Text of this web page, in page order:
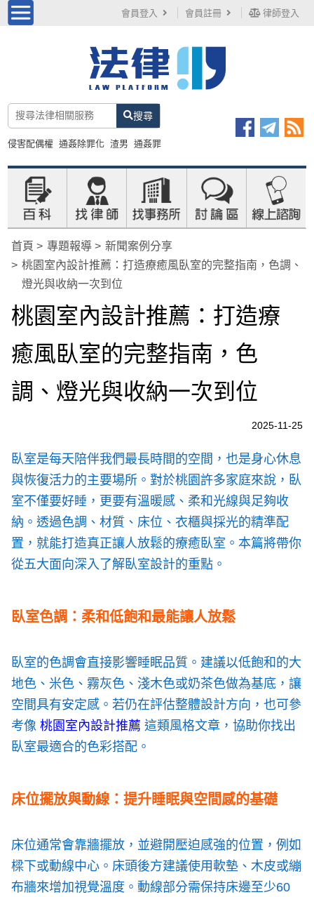
會員登入 會員註冊 律師登入
搜尋
侵害配偶權 通姦除罪化 渣男 通姦罪
首頁 專題報導
新聞案例分享
桃園室內設計推薦：打造療癒風臥室的完整指南，色調、
燈光與收納一次到位
桃園室內設計推薦：打造療
癒風臥室的完整指南，色
調、燈光與收納一次到位
2025-11-25
臥室是每天陪伴我們最長時間的空間，也是身心休息
與恢復活力的主要場所。對於桃園許多家庭來說，臥
室不僅要好睡，更要有溫暖感、柔和光線與足夠收
納。透過色調、材質、床位、衣櫃與採光的精準配
置，就能打造真正讓人放鬆的療癒臥室。本篇將帶你
從五大面向深入了解臥室設計的重點。
臥室色調：柔和低飽和最能讓人放鬆
臥室的色調會直接影響睡眠品質。建議以低飽和的大
地色、米色、霧灰色、淺木色或奶茶色做為基底，讓
空間具有安定感。若仍在評估整體設計方向，也可參
考像桃園室內設計推薦 這類風格文章，協助你找出
臥室最適合的色彩搭配。
床位擺放與動線：提升睡眠與空間感的基礎
床位通常會靠牆擺放，並避開壓迫感強的位置，例如
樑下或動線中心。床頭後方建議使用軟墊、木皮或繃
布牆來增加視覺溫度。動線部分需保持床邊至少60